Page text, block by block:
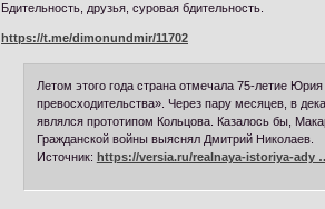
Бдительность, друзья, суровая бдительность.
https://t.me/dimonundmir/11702
Летом этого года страна отмечала 75-летие
превосходительства». Через пару месяцев, в
являлся прототипом Кольцова. Казалось бы,
Гражданской войны выяснял Дмитрий Николаев.
Источник: https://versia.ru/realnaya-istoriya-ady